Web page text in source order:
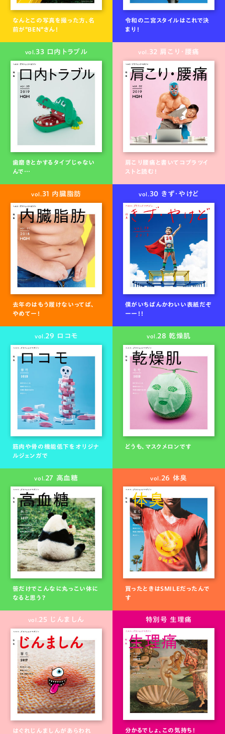
なんとこの写真を撮った方、名
前が"BEN"さん！
令和の二宮スタイルはこれで決
まり！
vol. 33 口内トラブル
歯磨きとかするタイプじゃない
んで…
vol. 32 肩こり・腰痛
肩こり腰痛と書いてコブラツイ
ストと読む！
vol. 31 内臓脂肪
去年のはもう履けないってば、
やめてー！
vol. 30 きず・やけど
僕がいちばんかわいい表紙だぞ
ーー！！
vol. 29 ロコモ
筋肉や骨の機能低下をオリジナ
ルジェンガで
vol. 28 乾燥肌
どうも、マスクメロンです
vol. 27 高血糖
笹だけでこんなに丸っこい体に
なると思う？
vol. 26 体臭
買ったときはSMILEだったんで
す
vol.25 じんましん
はぐれじんましんがあらわれ
特別号 生理痛
分かるでしょ、この気持ち！